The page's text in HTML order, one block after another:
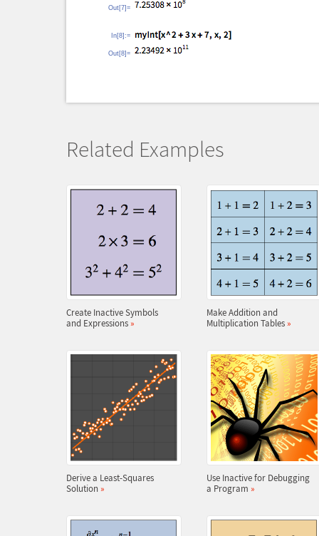
Out[7]=
In[8]:=
Out[8]=
Related Examples
Create Inactive Symbols
and Expressions »
Make Addition and
Multiplication Tables »
Derive a Least-Squares
Solution »
Use Inactive for Debugging
a Program »